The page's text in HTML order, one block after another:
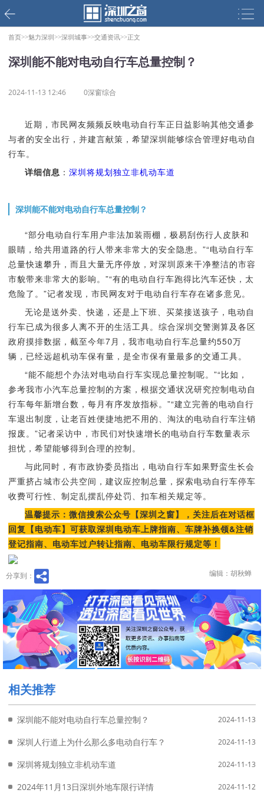
首页>>魅力深圳>>深圳城事>>交通资讯>>正文
深圳能不能对电动自行车总量控制？
2024-11-13 12:46 0深窗综合
近期，市民网友频频反映电动自行车正日益影响其他交通参
与者的安全出行，并建言献策，希望深圳能够综合管理好电动自
行车。
详细信息 ： 深圳将规划独立非机动车道
深圳能不能对电动自行车总量控制？
“部分电动自行车用户非法加装雨棚，极易刮伤行人皮肤和
眼睛，给共用道路的行人带来非常大的安全隐患。”“电动自行车
总量快速攀升，而且大量无序停放，对深圳原来干净整洁的市容
市貌带来非常大的影响。”“有的电动自行车跑得比汽车还快，太
危险了。”记者发现，市民网友对于电动自行车存在诸多意见。
无论是送外卖、快递，还是上下班、买菜接送孩子，电动自
行车已成为很多人离不开的生活工具。综合深圳交警测算及各区
政府摸排数据，截至今年7月，我市电动自行车总量约550万
辆，已经远超机动车保有量，是全市保有量最多的交通工具。
“能不能想个办法对电动自行车实现总量控制呢。”“比如，
参考我市小汽车总量控制的方案，根据交通状况研究控制电动自
行车每年新增台数，每月有序发放指标。”“建立完善的电动自行
车退出制度，让老百姓便捷地把不用的、淘汰的电动自行车注销
报废。”记者采访中，市民们对快速增长的电动自行车数量表示
担忧，希望能够得到合理的控制。
与此同时，有市政协委员指出，电动自行车如果野蛮生长会
严重挤占城市公共空间，建议应控制总量，探索电动自行车停车
收费可行性、制定乱摆乱停处罚、扣车相关规定等。
温馨提示：微信搜索公众号【深圳之窗】，关注后在对话框
回复【电动车】可获取深圳电动车上牌指南、车牌补换领&注销
登记指南、电动车过户转让指南、电动车限行规定等！
分享到： 编辑：胡秋蝉
相关推荐
深圳能不能对电动自行车总量控制？ 2024-11-13
深圳人行道上为什么那么多电动自行车？ 2024-11-13
深圳将规划独立非机动车道 2024-11-13
2024年11月13日深圳外地车限行详情 2024-11-12